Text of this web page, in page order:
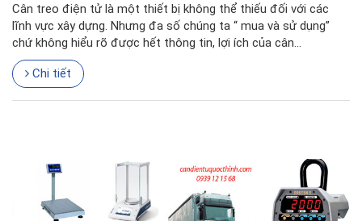
Cân treo điện tử là một thiết bị không thể thiếu đối với các
lĩnh vực xây dựng. Nhưng đa số chúng ta “ mua và sử dụng”
chứ không hiểu rõ được hết thông tin, lợi ích của cân...
Chi tiết